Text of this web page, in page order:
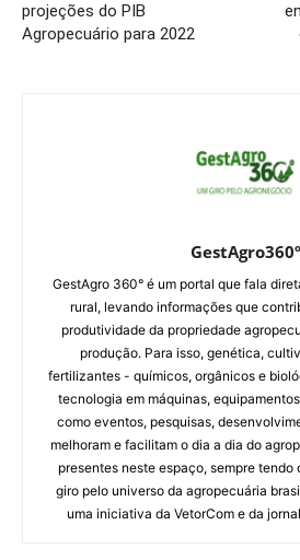
projeções do PIB
Agropecuário para 2022
GestAgro360º
GestAgro 360° é um portal que fala
rural, levando informações que
produtividade da propriedade
produção. Para isso, genética,
fertilizantes - químicos, orgânicos e
tecnologia em máquinas,
como eventos, pesquisas,
melhoram e facilitam o dia a dia do
presentes neste espaço, sempre
giro pelo universo da agropecuária
uma iniciativa da VetorCom e da